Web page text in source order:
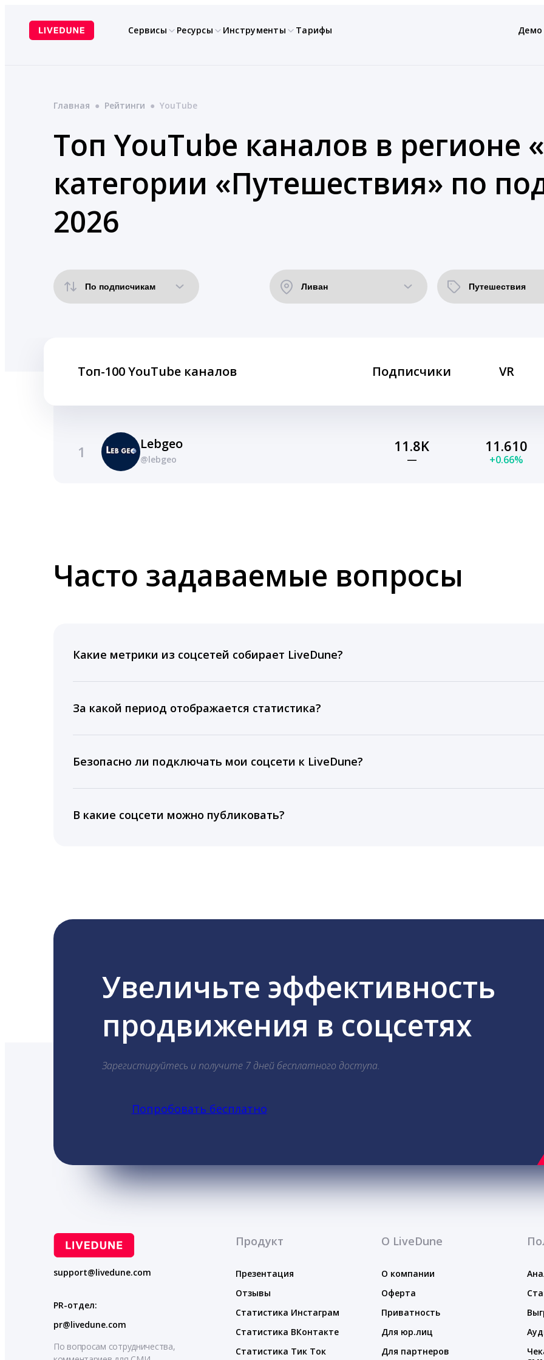
содержимому
Сервисы Ресурсы Инструменты Тарифы Демо
Главная ● Рейтинги ● YouTube
Топ YouTube каналов в регионе
категории «Путешествия» по
2026
Топ-100 YouTube каналов Подписчики VR
1 Lebgeo
@lebgeo
11.8K
—
11.610
+0.66%
Часто задаваемые вопросы
Какие метрики из соцсетей собирает LiveDune?
время для публикации, показываем лучшие посты и присылаем автоматические отчеты с
За какой период отображается статистика?
подключении тарифа Блогер. При оплате тарифа Бизнес отображаются сведения за 3 года, а
5 лет.
Безопасно ли подключать мои соцсети к LiveDune?
информацию третьим лицам.
В какие соцсети можно публиковать?
Увеличьте эффективность
продвижения в соцсетях
Зарегистируйтесь и получите 7 дней бесплатного доступа.
Попробовать бесплатно
support@livedune.com
PR-отдел:
pr@livedune.com
По вопросам сотрудничества,
Продукт
Презентация
Отзывы
Статистика Инстаграм
Статистика ВКонтакте
Статистика Тик Ток
О LiveDune
О компании
Оферта
Приватность
Для юр.лиц
Для партнеров